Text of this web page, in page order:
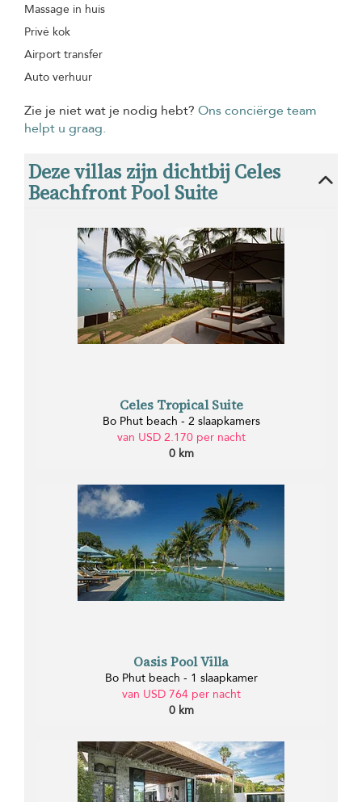
Massage in huis
Privé kok
Airport transfer
Auto verhuur
Zie je niet wat je nodig hebt? Ons conciërge team
helpt u graag.
Deze villas zijn dichtbij Celes
Beachfront Pool Suite
Celes Tropical Suite
Bo Phut beach - 2 slaapkamers
van USD 2.170 per nacht
0 km
Oasis Pool Villa
Bo Phut beach - 1 slaapkamer
van USD 764 per nacht
0 km